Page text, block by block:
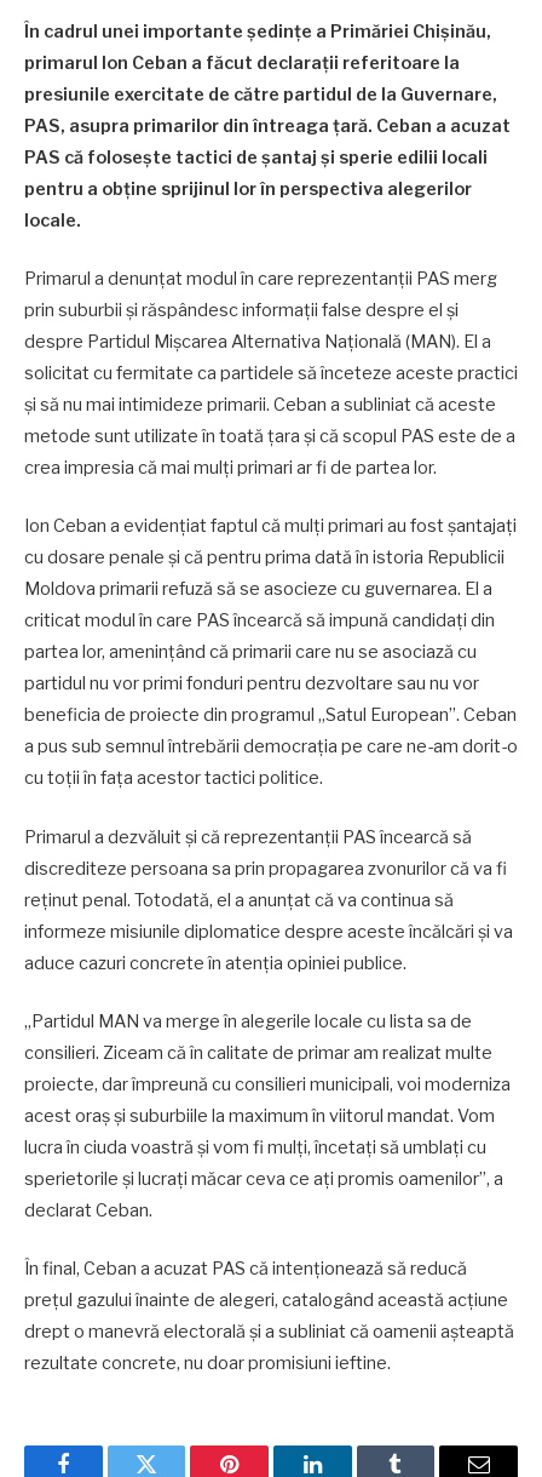
În cadrul unei importante ședințe a Primăriei Chișinău,
primarul Ion Ceban a făcut declarații referitoare la
presiunile exercitate de către partidul de la Guvernare,
PAS, asupra primarilor din întreaga țară. Ceban a acuzat
PAS că folosește tactici de șantaj și sperie edilii locali
pentru a obține sprijinul lor în perspectiva alegerilor
locale.
Primarul a denunțat modul în care reprezentanții PAS merg
prin suburbii și răspândesc informații false despre el și
despre Partidul Mișcarea Alternativa Națională (MAN). El a
solicitat cu fermitate ca partidele să înceteze aceste practici
și să nu mai intimideze primarii. Ceban a subliniat că aceste
metode sunt utilizate în toată țara și că scopul PAS este de a
crea impresia că mai mulți primari ar fi de partea lor.
Ion Ceban a evidențiat faptul că mulți primari au fost șantajați
cu dosare penale și că pentru prima dată în istoria Republicii
Moldova primarii refuză să se asocieze cu guvernarea. El a
criticat modul în care PAS încearcă să impună candidați din
partea lor, amenințând că primarii care nu se asociază cu
partidul nu vor primi fonduri pentru dezvoltare sau nu vor
beneficia de proiecte din programul „Satul European”. Ceban
a pus sub semnul întrebării democrația pe care ne-am dorit-o
cu toții în fața acestor tactici politice.
Primarul a dezvăluit și că reprezentanții PAS încearcă să
discrediteze persoana sa prin propagarea zvonurilor că va fi
reținut penal. Totodată, el a anunțat că va continua să
informeze misiunile diplomatice despre aceste încălcări și va
aduce cazuri concrete în atenția opiniei publice.
„Partidul MAN va merge în alegerile locale cu lista sa de
consilieri. Ziceam că în calitate de primar am realizat multe
proiecte, dar împreună cu consilieri municipali, voi moderniza
acest oraș și suburbiile la maximum în viitorul mandat. Vom
lucra în ciuda voastră și vom fi mulți, încetați să umblați cu
sperietorile și lucrați măcar ceva ce ați promis oamenilor”, a
declarat Ceban.
În final, Ceban a acuzat PAS că intenționează să reducă
prețul gazului înainte de alegeri, catalogând această acțiune
drept o manevră electorală și a subliniat că oamenii așteaptă
rezultate concrete, nu doar promisiuni ieftine.